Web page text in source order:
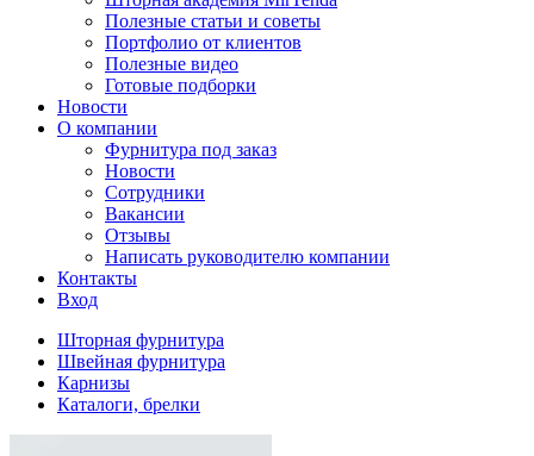
Полезные статьи и советы
Портфолио от клиентов
Полезные видео
Готовые подборки
Новости
О компании
Фурнитура под заказ
Новости
Сотрудники
Вакансии
Отзывы
Написать руководителю компании
Контакты
Вход
Шторная фурнитура
Швейная фурнитура
Карнизы
Каталоги, брелки